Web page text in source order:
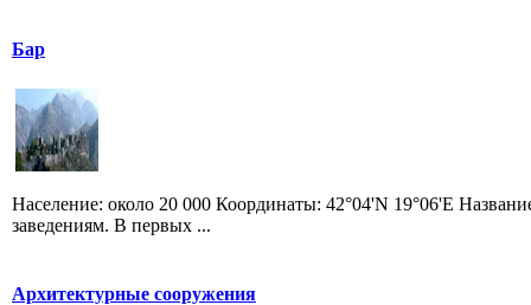
Бар
Население: около 20 000 Координаты: 42°04'N 19°06'E
заведениям. В первых ...
Архитектурные сооружения